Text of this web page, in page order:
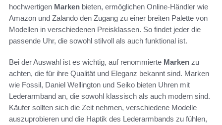
hochwertigen Marken bieten, ermöglichen Online-Händler wie
Amazon und Zalando den Zugang zu einer breiten Palette von
Modellen in verschiedenen Preisklassen. So findet jeder die
passende Uhr, die sowohl stilvoll als auch funktional ist.
Bei der Auswahl ist es wichtig, auf renommierte Marken zu
achten, die für ihre Qualität und Eleganz bekannt sind. Marken
wie Fossil, Daniel Wellington und Seiko bieten Uhren mit
Lederarmband an, die sowohl klassisch als auch modern sind.
Käufer sollten sich die Zeit nehmen, verschiedene Modelle
auszuprobieren und die Haptik des Lederarmbands zu fühlen,